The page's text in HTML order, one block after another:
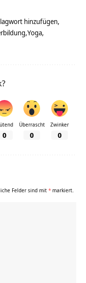
hinzufügen
Yoga
0
Überrascht
0
Zwinker
0
Felder sind mit * markiert.